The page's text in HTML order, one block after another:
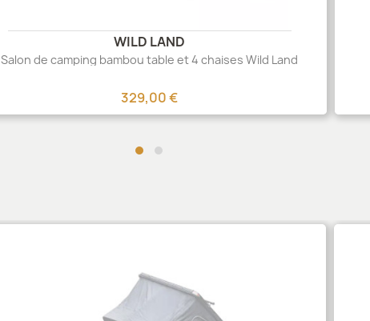
WILD LAND
Salon de camping bambou table et 4 chaises Wild Land
329,00 €